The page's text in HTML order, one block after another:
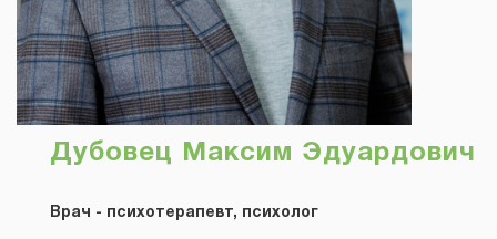
Дубовец Максим Эдуардович
Врач - психотерапевт, психолог